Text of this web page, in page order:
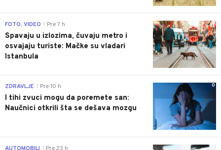
0
FOTO, VIDEO Pre 7 h
Spavaju u izlozima, čuvaju metro i
osvajaju turiste: Mačke su vladari
Istanbula
0
ZDRAVLJE Pre 10 h
I tihi zvuci mogu da poremete san:
Naučnici otkrili šta se dešava mozgu
0